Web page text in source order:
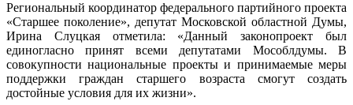
Региональный координатор федерального партийного проекта
«Старшее поколение», депутат Московской областной Думы,
Ирина Слуцкая отметила: «Данный законопроект был
единогласно принят всеми депутатами Мособлдумы. В
совокупности национальные проекты и принимаемые меры
поддержки граждан старшего возраста смогут создать
достойные условия для их жизни».